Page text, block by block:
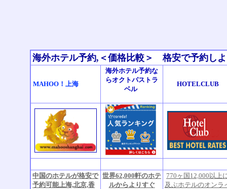
海外ホテル予約,＜価格比較＞ 格安で予約し
MAHOO！上海
海外ホテル予約な
らオクトパストラ
ベル
HOTELCLUB
中国のホテルが格安で
予約可能上海,北京,香
世界62,000軒のホテ
ルからよりすぐ
770ヶ国12,000以上
及ぶホテルのオンラ